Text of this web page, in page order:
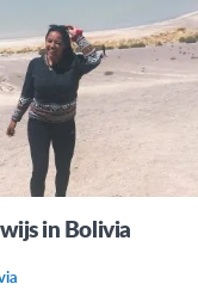
in Bolivia